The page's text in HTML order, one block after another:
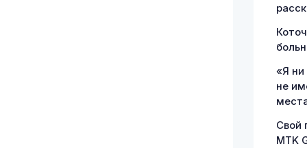
«Я ни
не
Свой
MTK